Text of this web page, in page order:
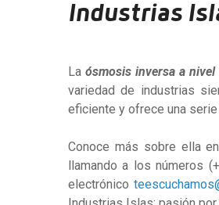
Industrias
Laósmosis inversa a
variedad de industrias
eficiente y ofrece una
Conoce más sobre ella
llamando a los
electrónico